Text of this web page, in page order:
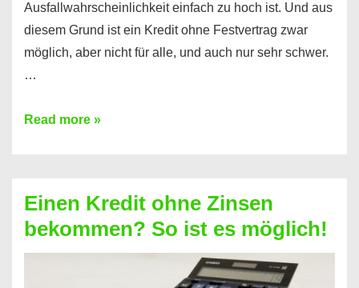
Ausfallwahrscheinlichkeit einfach zu hoch ist. Und aus
diesem Grund ist ein Kredit ohne Festvertrag zwar
möglich, aber nicht für alle, und auch nur sehr schwer.
…
Ist
Festvertrag
für
jeden
Read more »
Einen Kredit ohne Zinsen
bekommen? So ist es möglich!